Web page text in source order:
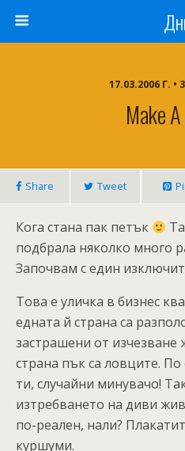
17.03.2006 Г. •
Make
Share Tweet
Кога стана пак петък
подбрала няколко много
Започвам с един
Това е уличка в бизнес
едната й страна са
застрашени от изчезване
страна пък са ловците.
ти, случайни минувачо!
изтребването на диви
по-реален, нали?
куршуми.